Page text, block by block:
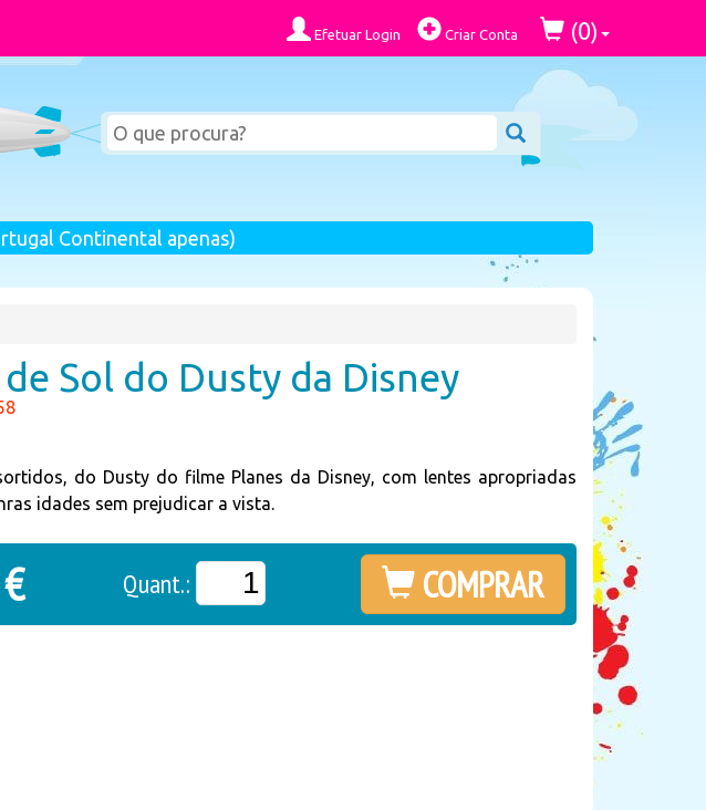
Efetuar Login Criar Conta (0)
Continental apenas)
Sol do Dusty da Disney
do Dusty do filme Planes da Disney, com lentes apropriadas
idades sem prejudicar a vista.
Quant.: COMPRAR